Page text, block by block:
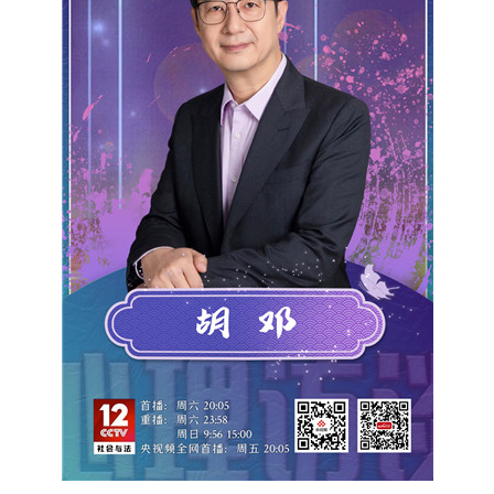
非遺 旅游 科普 健康 樂齡
全民健康 顏選攻略
收視榜 總台企業白名單